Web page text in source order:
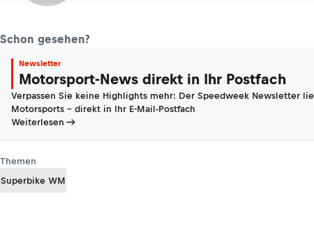
Schon gesehen?
Newsletter
Motorsport-News direkt in Ihr Postfach
Verpassen Sie keine Highlights mehr: Der Speedweek Newsletter
Motorsports - direkt in Ihr E-Mail-Postfach
Weiterlesen
Themen
Superbike WM